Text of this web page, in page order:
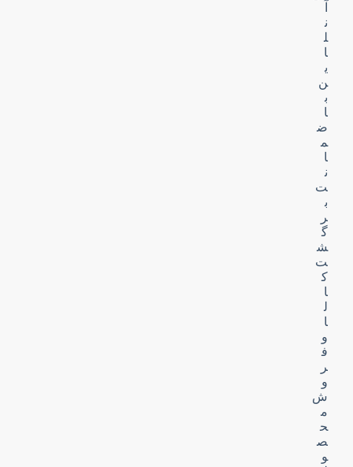
ن
ل
ا
ی
ن
ب
ا
ض
م
ا
ن
ت
ب
ر
گ
ش
ت
ک
ا
ل
ا
و
ف
ر
و
ش
م
ح
ص
و